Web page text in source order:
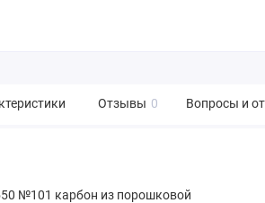
Отзывы 0 Вопросы и
№101 карбон из порошковой